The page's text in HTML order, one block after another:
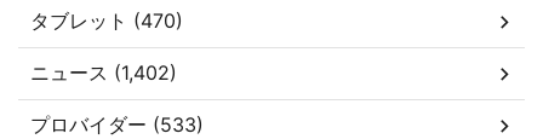
タブレット (470)
ニュース (1,402)
プロバイダー (533)